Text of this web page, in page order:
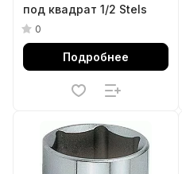
под квадрат 1/2 Stels
0
Подробнее